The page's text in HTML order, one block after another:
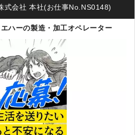
式会社 本社(お仕事No.NS0148)
ハーの製造・加工オペレーター